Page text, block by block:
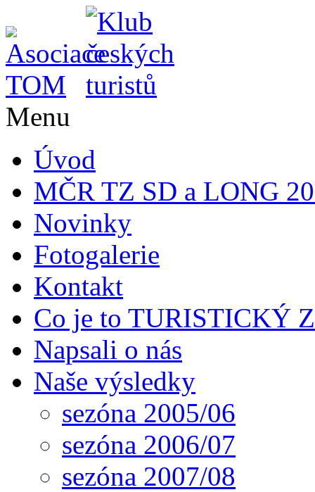
Menu
Úvod
MČR TZ SD a LONG
Novinky
Fotogalerie
Kontakt
Co je to TURISTICKÝ
Napsali o nás
Naše výsledky
sezóna 2005/06
sezóna 2006/07
sezóna 2007/08